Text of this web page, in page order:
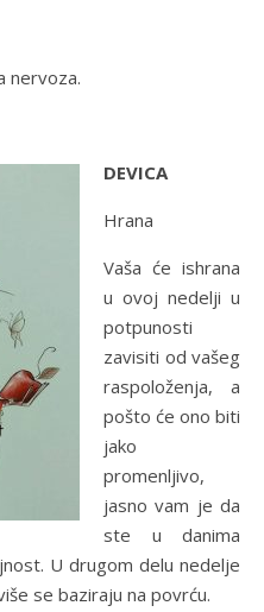
nervoza.
DEVICA
Hrana
Vaša će ishrana
u ovoj nedelji u
potpunosti
zavisiti od vašeg
raspoloženja, a
pošto će ono biti
jako
promenljivo,
jasno vam je da
ste u danima
U drugom delu nedelje
se baziraju na povrću.